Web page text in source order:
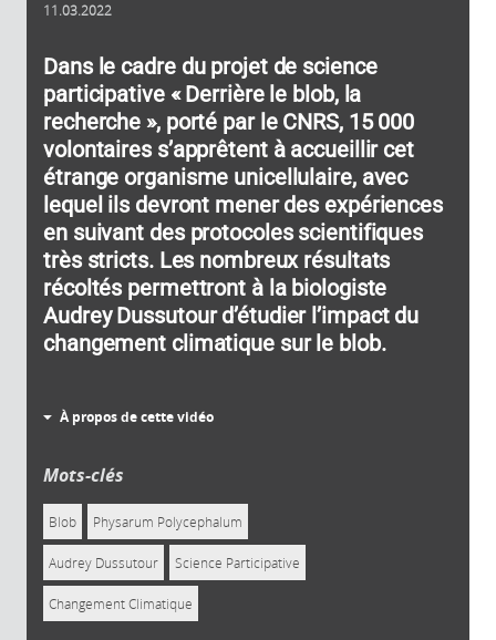
11.03.2022
Dans le cadre du projet de science
participative « Derrière le blob, la
recherche », porté par le CNRS, 15 000
volontaires s’apprêtent à accueillir cet
étrange organisme unicellulaire, avec
lequel ils devront mener des expériences
en suivant des protocoles scientifiques
très stricts. Les nombreux résultats
récoltés permettront à la biologiste
Audrey Dussutour d’étudier l’impact du
changement climatique sur le blob.
À propos de cette vidéo
Mots-clés
Blob Physarum Polycephalum
Audrey Dussutour Science Participative
Changement Climatique